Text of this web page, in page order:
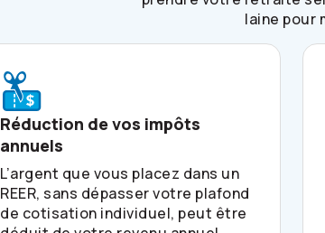
laine pour
Réduction de vos impôts
annuels
L’argent que vous placez dans un
REER, sans dépasser votre plafond
de cotisation individuel, peut être